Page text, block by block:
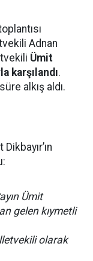
Adnan
Ümit
karşılandı.
alkış aldı.
Dikbayır’ın
Ümit
gelen kıymetli
olarak